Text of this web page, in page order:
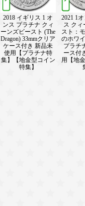
2018 イギリス 1 オ
ンス プラチナ クィ
ーンズビースト (The
Dragon) 33mmクリア
ケース付き 新品未
使用【プラチナ特
集】【地金型コイン
特集】
2021 1
ス クィ
スト：
のホワ
プラチ
ース付
用【地